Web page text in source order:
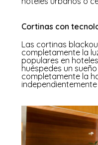
Cortinas con
Las cortinas
completamente la
populares en
huéspedes un
completamente la